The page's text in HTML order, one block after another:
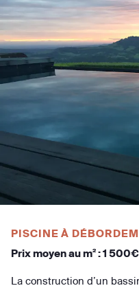
PISCINE À
Prix moyen au m² : 1
La construction d’un